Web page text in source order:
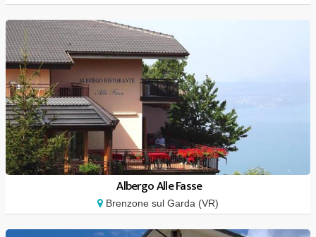
Albergo Alle Fasse
Brenzone sul Garda (VR)